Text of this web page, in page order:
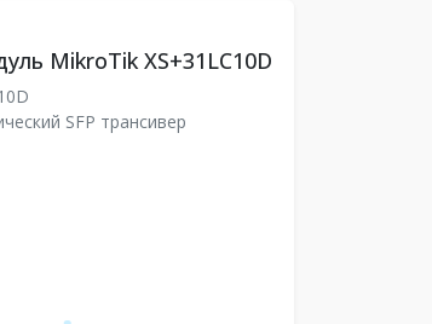
MikroTik XS+31LC10D
SFP трансивер